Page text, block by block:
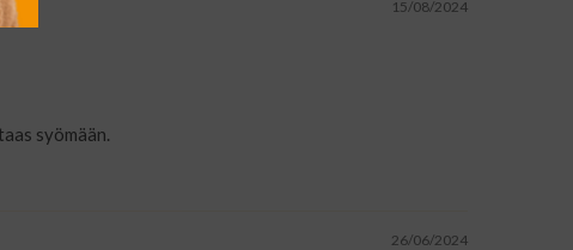
15/08/2024
syömään.
26/06/2024